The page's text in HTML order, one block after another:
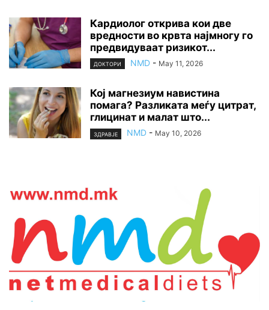
Кардиолог открива кои две
вредности во крвта најмногу го
предвидуваат ризикот...
ДОКТОРИ NMD - May 11, 2026
Кој магнезиум навистина
помага? Разликата меѓу цитрат,
глицинат и малат што...
ЗДРАВЈЕ NMD - May 10, 2026